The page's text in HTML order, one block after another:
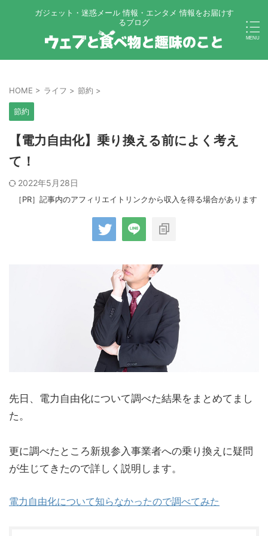
ガジェット・迷惑メール 情報・エンタメ 情報をお届けす
るブログ
HOME > ライフ > 節約 >
節約
【電力自由化】乗り換える前によく考え
て！
2022年5月28日
［PR］記事内のアフィリエイトリンクから収入を得る場合があります
先日、電力自由化について調べた結果をまとめてまし
た。
更に調べたところ新規参入事業者への乗り換えに疑問
が生じてきたので詳しく説明します。
電力自由化について知らなかったので調べてみた